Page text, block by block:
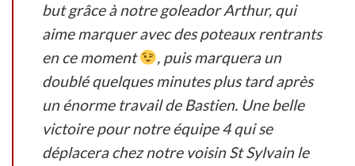
but grâce à notre goleador Arthur, qui
aime marquer avec des poteaux rentrants
en ce moment
, puis marquera un
doublé quelques minutes plus tard après
un énorme travail de Bastien. Une belle
victoire pour notre équipe 4 qui se
déplacera chez notre voisin St Sylvain le